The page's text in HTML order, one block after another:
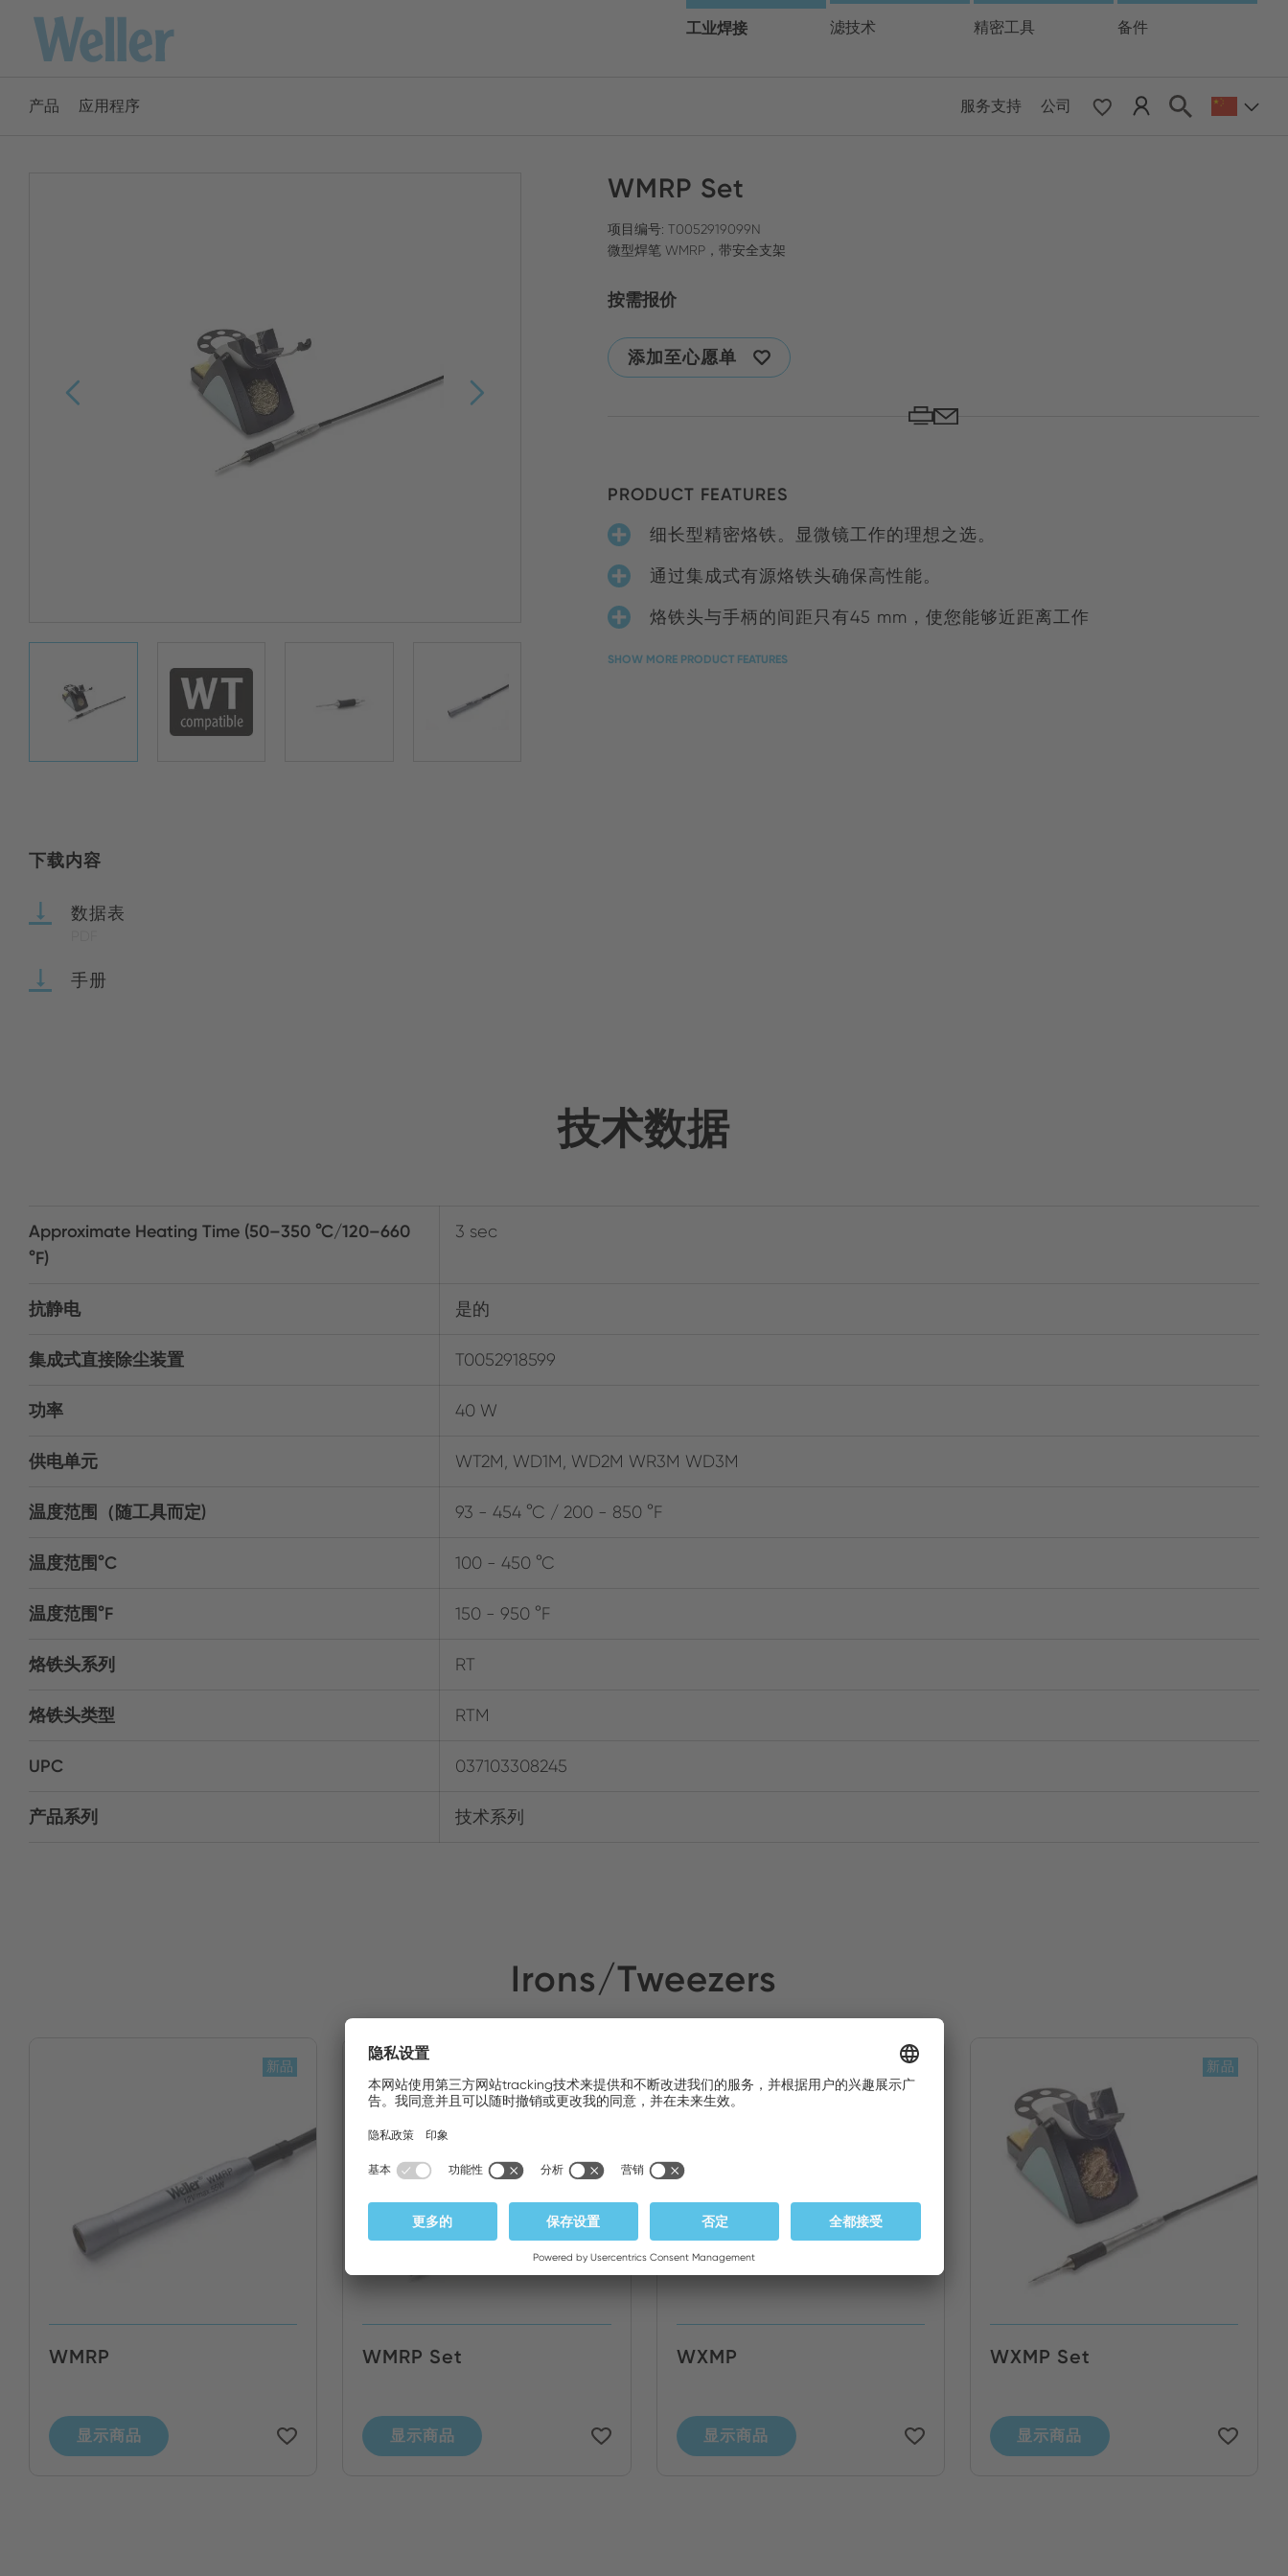
工业焊接 滤技术 精密工具 备件
关闭搜索
产品 应用程序 服务支持 公司
请选择您的地区和语言
ENGLISH
Asia & Pacific
下载内容
数据表
手册
WMRP Set
项目编号: T0052919099N
微型焊笔 WMRP，带安全支架
按需报价
添加至心愿单
PRODUCT FEATURES
细长型精密烙铁。显微镜工作的理想之选。
通过集成式有源烙铁头确保高性能。
烙铁头与手柄的间距只有45 mm，使您能够近距离工作
SHOW MORE PRODUCT FEATURES
技术数据
Approximate Heating Time (50–350 °C/120–660
°F)
3 sec
抗静电 是的
集成式直接除尘装置 T0052918599
功率 40 W
供电单元 WT2M, WD1M, WD2M WR3M WD3M
温度范围（随工具而定) 93 - 454 °C / 200 - 850 °F
温度范围°C 100 - 450 °C
温度范围°F 150 - 950 °F
烙铁头系列 RT
烙铁头类型 RTM
UPC 037103308245
产品系列 技术系列
Irons/Tweezers
WMRP
显示商品
新品
WMRP Set
显示商品
WXMP
显示商品
新品
WXMP Set
显示商品
新品